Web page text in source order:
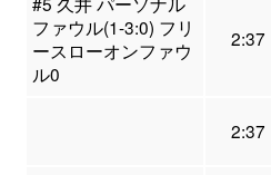
ファウル(1-3:0) フリ
ースローオンファウ
ル0
2:37
2:37